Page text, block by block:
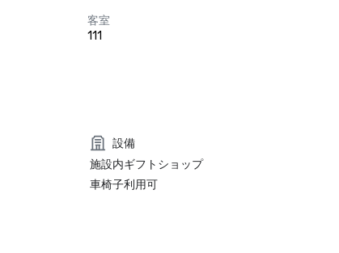
客室
111
設備
施設内ギフトショップ
車椅子利用可